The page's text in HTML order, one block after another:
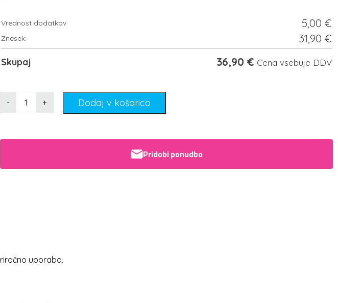
Vrednost dodatkov 5,00 €
Znesek: 31,90 €
Skupaj 36,90 € Cena vsebuje DDV
- + Dodaj v košarico
Pridobi ponudbo
uporabo.